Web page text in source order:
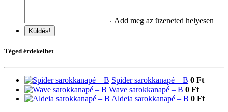
Add meg az üzeneted helyesen
Küldés!
Téged érdekelhet
Spider sarokkanapé – B 0 Ft
Wave sarokkanapé – B 0 Ft
Aldeia sarokkanapé – B 0 Ft